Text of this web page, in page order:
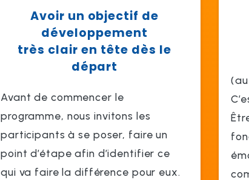
Avoir un objectif de
développement
très clair en tête dès le
départ
Avant de commencer le
programme, nous invitons les
participants à se poser, faire un
point d’étape afin d’identifier ce
qui va faire la différence pour eux.